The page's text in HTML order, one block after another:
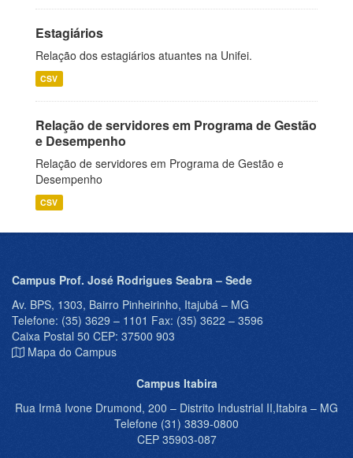
Estagiários
Relação dos estagiários atuantes na Unifei.
CSV
Relação de servidores em Programa de Gestão
e Desempenho
Relação de servidores em Programa de Gestão e
Desempenho
CSV
Campus Prof. José Rodrigues Seabra – Sede
Av. BPS, 1303, Bairro Pinheirinho, Itajubá – MG
Telefone: (35) 3629 – 1101 Fax: (35) 3622 – 3596
Caixa Postal 50 CEP: 37500 903
Mapa do Campus
Campus Itabira
Rua Irmã Ivone Drumond, 200 – Distrito Industrial II,Itabira – MG
Telefone (31) 3839-0800
CEP 35903-087